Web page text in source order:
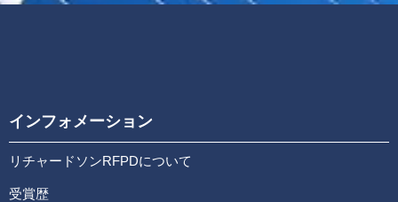
インフォメーション
リチャードソンRFPDについて
受賞歴